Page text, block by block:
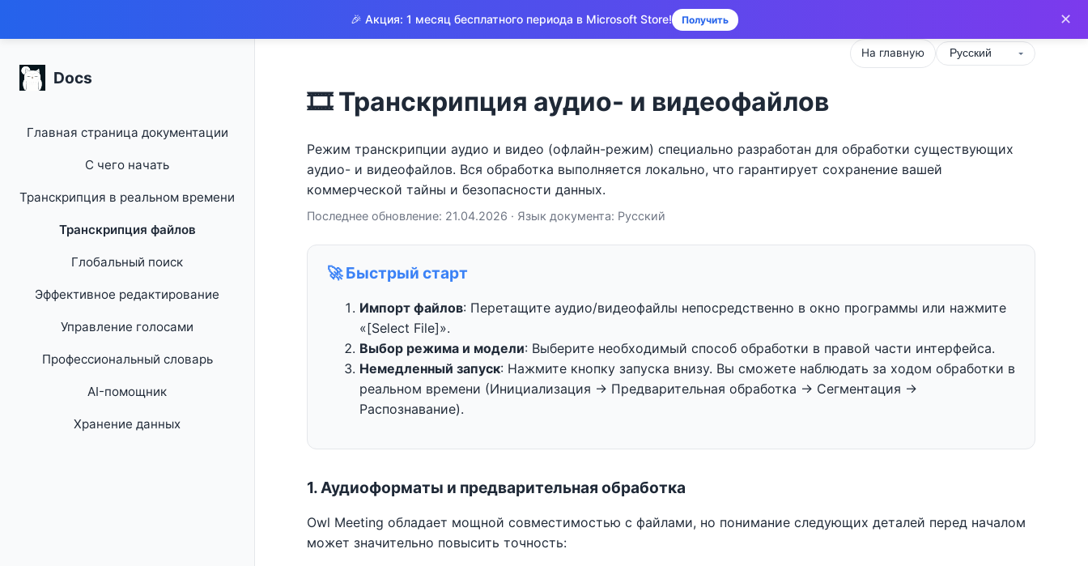
Docs
Главная страница документации
С чего начать
Транскрипция в реальном времени
Транскрипция файлов
Глобальный поиск
Эффективное редактирование
Управление голосами
Профессиональный словарь
AI-помощник
Хранение данных
На главную
🎞️ Транскрипция аудио- и видеофайлов
Режим транскрипции аудио и видео (офлайн-режим) специально разработан для обработки существующих
аудио- и видеофайлов. Вся обработка выполняется локально, что гарантирует сохранение вашей
коммерческой тайны и безопасности данных.
Последнее обновление: 21.04.2026 · Язык документа: Русский
🚀 Быстрый старт
Импорт файлов: Перетащите аудио/видеофайлы непосредственно в окно программы или нажмите
«[Select File]».
Выбор режима и модели: Выберите необходимый способ обработки в правой части интерфейса.
Немедленный запуск: Нажмите кнопку запуска внизу. Вы сможете наблюдать за ходом обработки в
реальном времени (Инициализация -> Предварительная обработка -> Сегментация ->
Распознавание).
1. Аудиоформаты и предварительная обработка
Owl Meeting обладает мощной совместимостью с файлами, но понимание следующих деталей перед началом
может значительно повысить точность:
🎉 Акция: 1 месяц бесплатного периода в Microsoft Store! Получить ✕